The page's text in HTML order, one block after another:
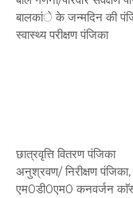
बालकांे के जन्मदिन की
स्वास्थ्य परीक्षण पंजिका
छात्रवृत्ति वितरण पंजिका
अनुश्रवण/ निरीक्षण
एम0डी0एम0 कनवर्जन